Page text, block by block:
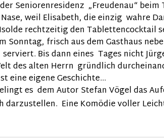
Seniorenresidenz „Freudenau“
weil Elisabeth, die einzig wahre
rechtzeitig den Tablettencocktail
Sonntag, frisch aus dem Gasthaus
Bis dann eines Tages nicht
des alten Herrn gründlich
eine eigene Geschichte…
es dem Autor Stefan Vögel das
Eine Komödie voller